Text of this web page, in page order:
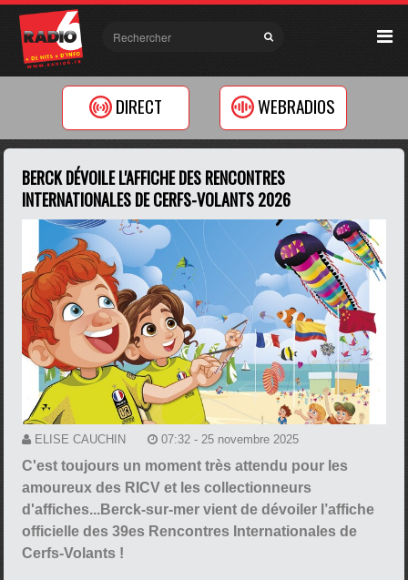
DIRECT WEBRADIOS
BERCK DÉVOILE L'AFFICHE DES RENCONTRES
INTERNATIONALES DE CERFS-VOLANTS 2026
ELISE CAUCHIN 07:32 - 25 novembre 2025
C'est toujours un moment très attendu pour les
amoureux des RICV et les collectionneurs
d'affiches...Berck-sur-mer vient de dévoiler l’affiche
officielle des 39es Rencontres Internationales de
Cerfs-Volants !